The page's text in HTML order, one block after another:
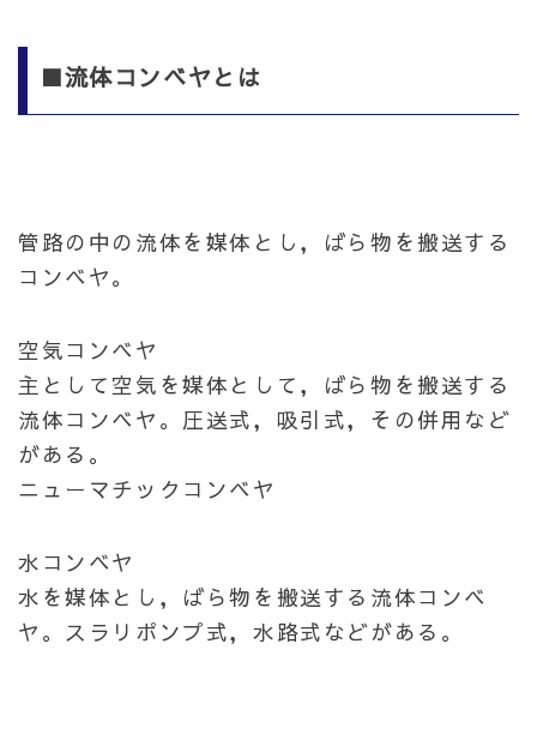
■流体コンベヤとは
管路の中の流体を媒体とし，ばら物を搬送する
コンベヤ。
空気コンベヤ
主として空気を媒体として，ばら物を搬送する
流体コンベヤ。圧送式，吸引式，その併用など
がある。
ニューマチックコンベヤ
水コンベヤ
水を媒体とし，ばら物を搬送する流体コンベ
ヤ。スラリポンプ式，水路式などがある。